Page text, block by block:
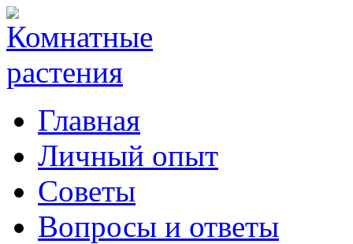
Главная
Личный опыт
Советы
Вопросы и ответы